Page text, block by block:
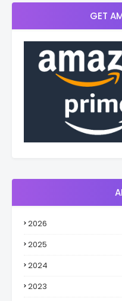
GET
2026
2025
2024
2023